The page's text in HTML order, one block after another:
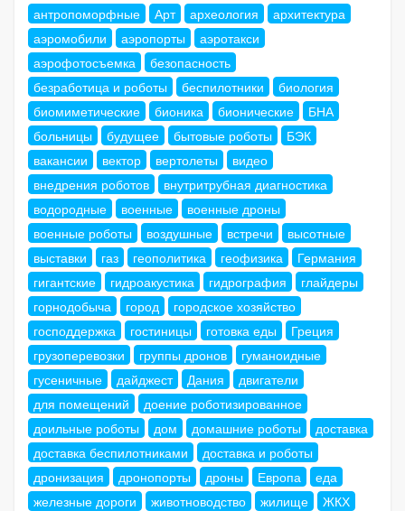
антропоморфные
Арт археология
архитектура
аэромобили
аэропорты
аэротакси
аэрофотосъемка
безопасность
безработица и роботы
беспилотники
биология
биомиметические
бионика бионические
БНА
больницы
будущее бытовые роботы
БЭК
вакансии
вектор вертолеты
видео
внедрения роботов
внутритрубная диагностика
водородные
военные
военные дроны
военные роботы
воздушные встречи
высотные
выставки
газ геополитика геофизика
Германия
гигантские
гидроакустика гидрография
глайдеры
горнодобыча
город
городское хозяйство
господдержка
гостиницы готовка еды
Греция
грузоперевозки
группы дронов
гуманоидные
гусеничные
дайджест Дания
двигатели
для помещений
доение роботизированное
доильные роботы
дом домашние роботы
доставка
доставка беспилотниками
доставка и роботы
дронизация
дронопорты дроны Европа
еда
железные дороги
животноводство жилище
ЖКХ